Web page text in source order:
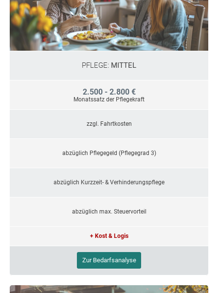
PFLEGE: MITTEL
2.500 - 2.800 €
Monatssatz der Pflegekraft
zzgl. Fahrtkosten
abzüglich Pflegegeld (Pflegegrad 3)
abzüglich Kurzzeit- & Verhinderungspflege
abzüglich max. Steuervorteil
+ Kost & Logis
Zur Bedarfsanalyse